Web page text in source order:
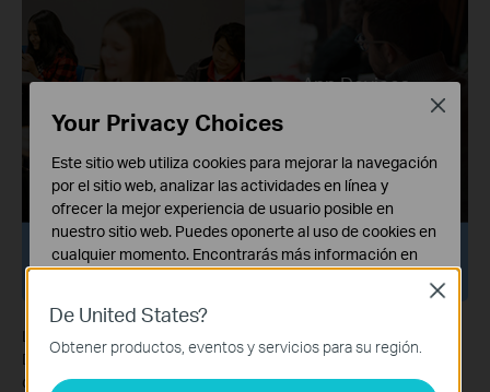
Protección Dentro y Fuera
de Casa
App Devices
Los dispositivos están protegidos en cualquier lugar con la App
Devices Security. Con KidShield, se puede conocer la ubicación
de los menores para protegerles digitalmente incluso fuera de
De United States?
Obtener productos, eventos y servicios para su región.
Close
Your Privacy Choices
Este sitio web utiliza cookies para mejorar la navegación
por el sitio web, analizar las actividades en línea y
ofrecer la mejor experiencia de usuario posible en
nuestro sitio web. Puedes oponerte al uso de cookies en
cualquier momento. Encontrarás más información en
Cookies Básicas
Estas cookies son necesarias para el funcionamiento
del sitio web y no pueden desactivarse en tu sistema.
Close